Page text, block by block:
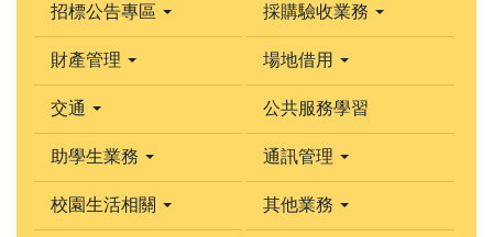
招標公告專區 採購驗收業務
財產管理 場地借用
交通 公共服務學習
助學生業務 通訊管理
校園生活相關 其他業務